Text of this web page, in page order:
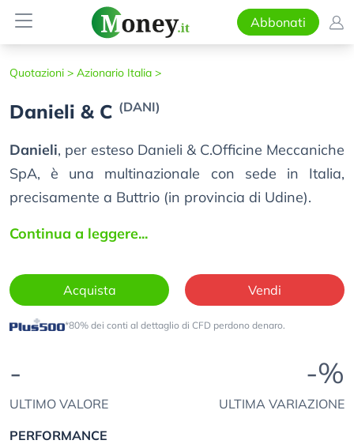
Abbonati
Quotazioni > Azionario Italia >
Danieli & C (DANI)
Danieli, per esteso Danieli & C.Officine Meccaniche
SpA, è una multinazionale con sede in Italia,
precisamente a Buttrio (in provincia di Udine).
Continua a leggere...
Acquista Vendi
*80% dei conti al dettaglio di CFD perdono denaro.
-
ULTIMO VALORE
-%
ULTIMA VARIAZIONE
PERFORMANCE